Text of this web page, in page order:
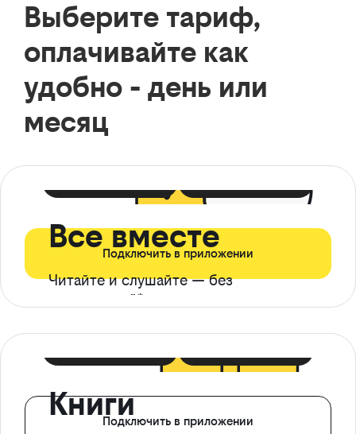
Выберите тариф,
оплачивайте как
удобно - день или
месяц
Все вместе
Читайте и слушайте — без
ограничений*
Подключить в приложении
КнигиПодключить в приложении